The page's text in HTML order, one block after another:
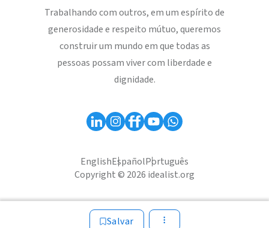
Salvar
Trabalhando com outros, em um espírito de
generosidade e respeito mútuo, queremos
construir um mundo em que todas as
pessoas possam viver com liberdade e
dignidade.
EnglishEspañolPortuguês
Copyright © 2026 idealist.org